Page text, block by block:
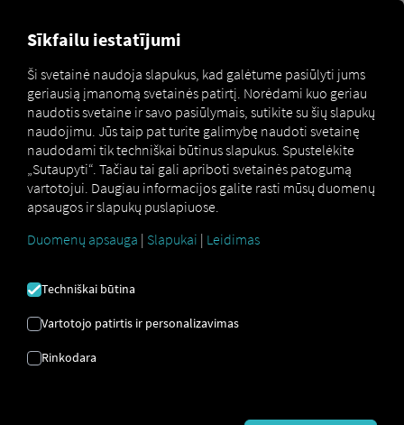
Glossar Was sind Tachographendaten?
TACHOGRAFO
DUOMENYS
ir perduoda į apdorojimo sistemą.
atspausdinti, archyvuoti, analizuoti arba perduoti į kitas
trečiųjų šalių sistemas, pvz., darbo užmokesčio
programinę įrangą. Tachografo duomenų pavyzdžiai:
Vairavimo ir poilsio laikas
Sīkfailu iestatījumi
Ši svetainė naudoja slapukus, kad galėtume pasiūlyti jums
geriausią įmanomą svetainės patirtį. Norėdami kuo geriau
naudotis svetaine ir savo pasiūlymais, sutikite su šių slapukų
naudojimu. Jūs taip pat turite galimybę naudoti svetainę
naudodami tik techniškai būtinus slapukus. Spustelėkite
„Sutaupyti“. Tačiau tai gali apriboti svetainės patogumą
vartotojui. Daugiau informacijos galite rasti mūsų duomenų
apsaugos ir slapukų puslapiuose.
Duomenų apsauga | Slapukai | Leidimas
Techniškai būtina
Vartotojo patirtis ir personalizavimas
Rinkodara